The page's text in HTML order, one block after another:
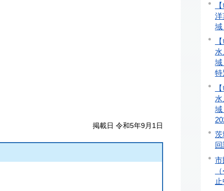
掲載日 令和5年9月1日
洋
特
茨
市
止